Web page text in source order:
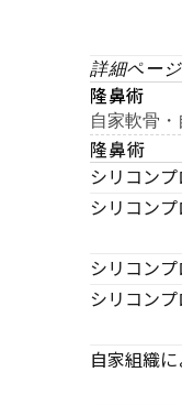
詳細ペー
隆鼻術
自家軟骨
隆鼻術
シリコン
シリコン
シリコン
シリコン
自家組織